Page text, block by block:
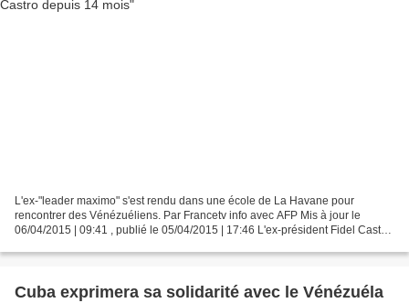
L'ex-"leader maximo" s'est rendu dans une école de La Havane pour
rencontrer des Vénézuéliens. Par Francetv info avec AFP Mis à jour le
06/04/2015 | 09:41 , publié le 05/04/2015 | 17:46 L'ex-président Fidel Castro
Cuba exprimera sa solidarité avec le Vénézuéla